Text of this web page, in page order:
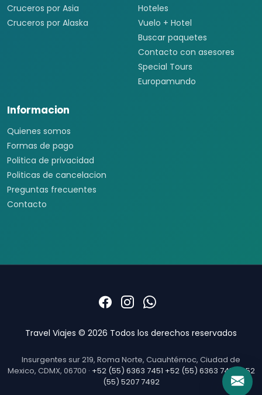
Cruceros por Asia
Cruceros por Alaska
Hoteles
Vuelo + Hotel
Buscar paquetes
Contacto con asesores
Special Tours
Europamundo
Informacion
Quienes somos
Formas de pago
Politica de privacidad
Politicas de cancelacion
Preguntas frecuentes
Contacto
Travel Viajes © 2026 Todos los derechos reservados
Insurgentes sur 219, Roma Norte, Cuauhtémoc, Ciudad de
Mexico, CDMX, 06700 · +52 (55) 6363 7451 +52 (55) 6363 7452 +52
(55) 5207 7492